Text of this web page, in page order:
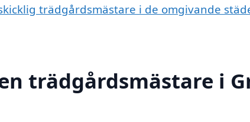
trädgårdsmästare i de omgivande
trädgårdsmästare i